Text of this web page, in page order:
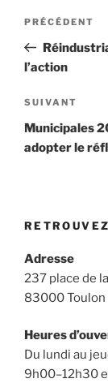
Navigation
l’article
Article
précédent
PRÉCÉDENT
l’action
Article
suivant
SUIVANT
Municipales
adopter le
Adresse
237 place de
83000 Toulon
Heures
Du lundi au
9h00–12h30